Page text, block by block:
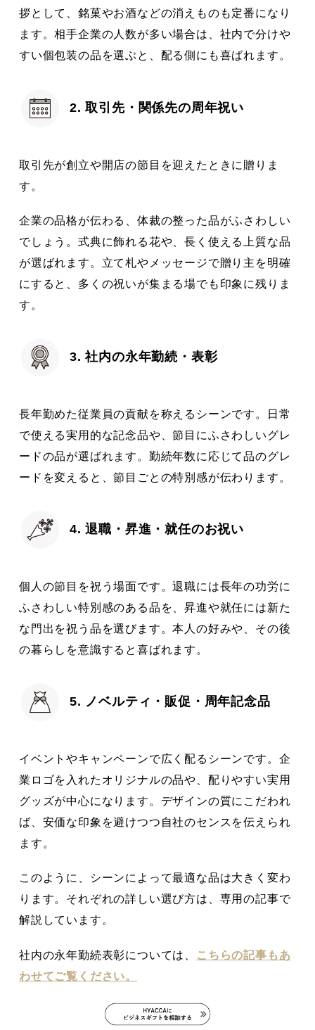
拶として、銘菓やお酒などの消えものも定番になり
ます。相手企業の人数が多い場合は、社内で分けや
すい個包装の品を選ぶと、配る側にも喜ばれます。
2. 取引先・関係先の周年祝い
取引先が創立や開店の節目を迎えたときに贈りま
す。
企業の品格が伝わる、体裁の整った品がふさわしい
でしょう。式典に飾れる花や、長く使える上質な品
が選ばれます。立て札やメッセージで贈り主を明確
にすると、多くの祝いが集まる場でも印象に残りま
す。
3. 社内の永年勤続・表彰
長年勤めた従業員の貢献を称えるシーンです。日常
で使える実用的な記念品や、節目にふさわしいグレ
ードの品が選ばれます。勤続年数に応じて品のグレ
ードを変えると、節目ごとの特別感が伝わります。
4. 退職・昇進・就任のお祝い
個人の節目を祝う場面です。退職には長年の功労に
ふさわしい特別感のある品を、昇進や就任には新た
な門出を祝う品を選びます。本人の好みや、その後
の暮らしを意識すると喜ばれます。
5. ノベルティ・販促・周年記念品
イベントやキャンペーンで広く配るシーンです。企
業ロゴを入れたオリジナルの品や、配りやすい実用
グッズが中心になります。デザインの質にこだわれ
ば、安価な印象を避けつつ自社のセンスを伝えられ
ます。
このように、シーンによって最適な品は大きく変わ
ります。それぞれの詳しい選び方は、専用の記事で
解説しています。
社内の永年勤続表彰については、
こちらの記事もあ
わせてご覧ください。